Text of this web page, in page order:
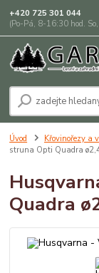
+420 725 301 044
(Po-Pá, 8-16:30 hod.
Úvod Křovinořezy a
struna Opti Quadra
Quadra